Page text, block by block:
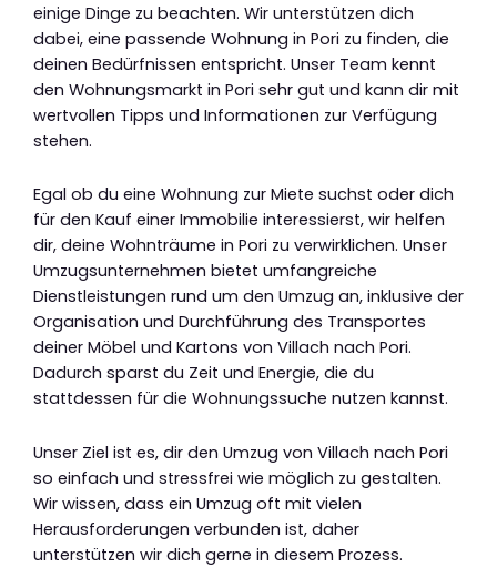
einige Dinge zu beachten. Wir unterstützen dich
dabei, eine passende Wohnung in Pori zu finden, die
deinen Bedürfnissen entspricht. Unser Team kennt
den Wohnungsmarkt in Pori sehr gut und kann dir mit
wertvollen Tipps und Informationen zur Verfügung
stehen.
Egal ob du eine Wohnung zur Miete suchst oder dich
für den Kauf einer Immobilie interessierst, wir helfen
dir, deine Wohnträume in Pori zu verwirklichen. Unser
Umzugsunternehmen bietet umfangreiche
Dienstleistungen rund um den Umzug an, inklusive der
Organisation und Durchführung des Transportes
deiner Möbel und Kartons von Villach nach Pori.
Dadurch sparst du Zeit und Energie, die du
stattdessen für die Wohnungssuche nutzen kannst.
Unser Ziel ist es, dir den Umzug von Villach nach Pori
so einfach und stressfrei wie möglich zu gestalten.
Wir wissen, dass ein Umzug oft mit vielen
Herausforderungen verbunden ist, daher
unterstützen wir dich gerne in diesem Prozess.